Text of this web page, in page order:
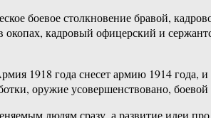
боевое столкновение бравой,
окопах, кадровый офицерский и
1918 года снесет армию 1914
оружие усовершенствовано,